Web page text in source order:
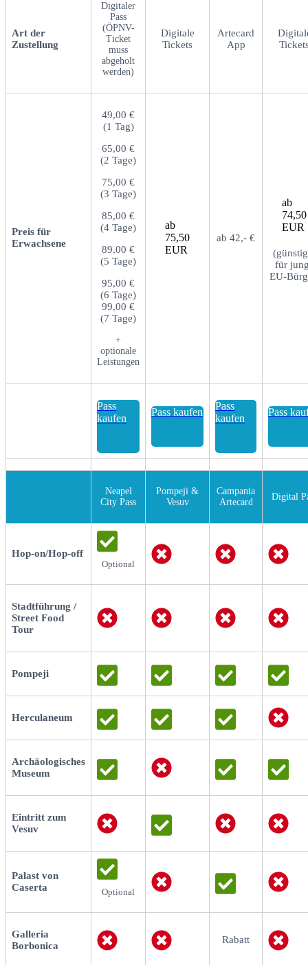
Art der
Zustellung
Digitaler
Pass
(ÖPNV-
Ticket
muss
abgeholt
werden)
Digitale
Tickets
Artecard
App
Preis für
Erwachsene
49,00 €
(1 Tag)
65,00 €
(2 Tage)
75,00 €
(3 Tage)
85,00 €
(4 Tage)
89,00 €
(5 Tage)
95,00 €
(6 Tage)
99,00 €
(7 Tage)
+
optionale
Leistungen
ab
75,50
EUR
ab 42,- €
ab
74,50
EUR
für
EU-
Pass
kaufen
Pass kaufen
Pass
kaufen
Pass
Neapel
City Pass
Pompeji &
Vesuv
Campania
Artecard
Digital
Hop-on/Hop-off
Optional
Stadtführung /
Street Food
Tour
Pompeji
Herculaneum
Archäologisches
Museum
Eintritt zum
Vesuv
Palast von
Caserta
Optional
Galleria
Borbonica
Rabatt